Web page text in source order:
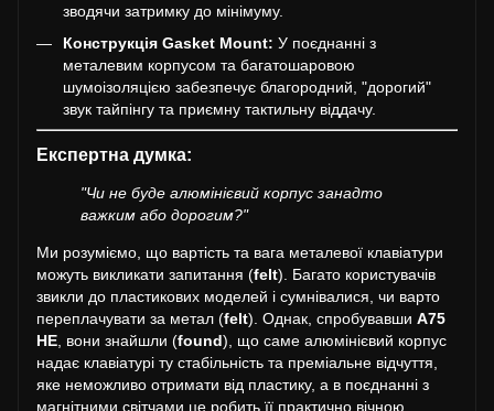
зводячи затримку до мінімуму.
Конструкція Gasket Mount: У поєднанні з
металевим корпусом та багатошаровою
шумоізоляцією забезпечує благородний, "дорогий"
звук тайпінгу та приємну тактильну віддачу.
Експертна думка:
"Чи не буде алюмінієвий корпус занадто
важким або дорогим?"
Ми розуміємо, що вартість та вага металевої клавіатури
можуть викликати запитання (felt). Багато користувачів
звикли до пластикових моделей і сумнівалися, чи варто
переплачувати за метал (felt). Однак, спробувавши A75
HE , вони знайшли (found), що саме алюмінієвий корпус
надає клавіатурі ту стабільність та преміальне відчуття,
яке неможливо отримати від пластику, а в поєднанні з
магнітними світчами це робить її практично вічною